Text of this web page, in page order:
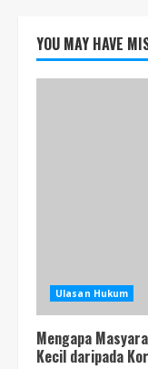
YOU MAY HAVE
Ulasan Hukum
Mengapa
Kecil daripada